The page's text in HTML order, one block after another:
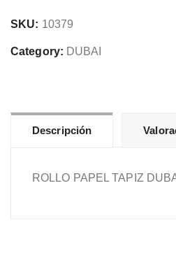
DUBAI
GPO
SKU: 10379
Category: DUBAI
Descripción
ROLLO PAPEL TAPIZ